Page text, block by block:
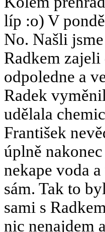
líp :o) V
No. Našli
Radkem
odpoledne a
Radek
udělala
František
úplně
nekape voda
sám. Tak to
sami s
nic nenajdem